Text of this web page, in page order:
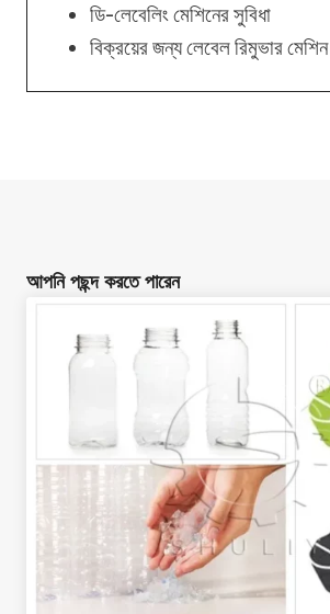
ডি-লেবেলিং মেশিনের সুবিধা
বিক্রয়ের জন্য লেবেল রিমুভার মেশিন
আপনি পছন্দ করতে পারেন